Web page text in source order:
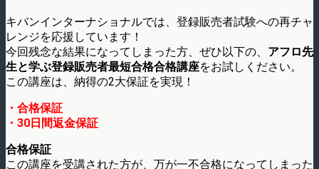
キバンインターナショナルでは、登録販売者試験への再チャ
レンジを応援しています！
今回残念な結果になってしまった方、ぜひ以下の、 アフロ先
生と学ぶ登録販売者最短合格合格講座をお試しください。
この講座は、納得の2大保証を実現！
・合格保証
・30日間返金保証
合格保証
この講座を受講された方が、万が一不合格になってしまった